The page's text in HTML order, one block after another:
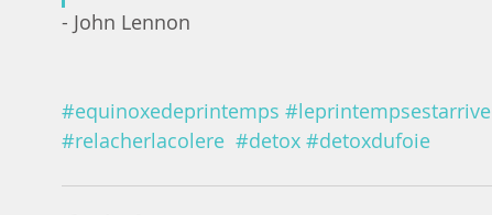
- John Lennon
#equinoxedeprintemps #leprintempsestarrive
#relacherlacolere #detox #detoxdufoie